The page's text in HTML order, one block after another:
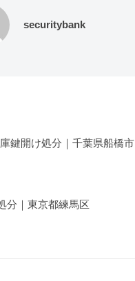
securitybank
鍵開け処分｜千葉県船橋市
分｜東京都練馬区